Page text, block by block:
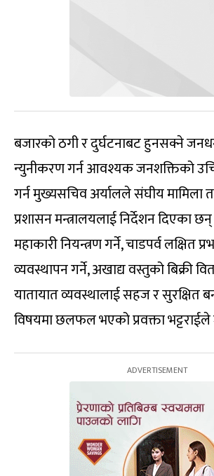
बजारको ठगी र दुर्घटनाबट हुनसक्ने
न्युनीकरण गर्न आवश्यक जनशक्तिको
गर्न मुख्यसचिव अर्यालले संघीय मामिला
प्रशासन मन्त्रालयलाई निर्देशन दिएका
महाकारी नियन्त्रण गर्ने, चाडपर्व लक्षित
व्यवस्थापन गर्ने, अखाद्य वस्तुको बिक्री
यातायात व्यवस्थालाई सहज र सुरक्षित
विषयमा छलफल भएको प्रवक्ता भट्टराईले